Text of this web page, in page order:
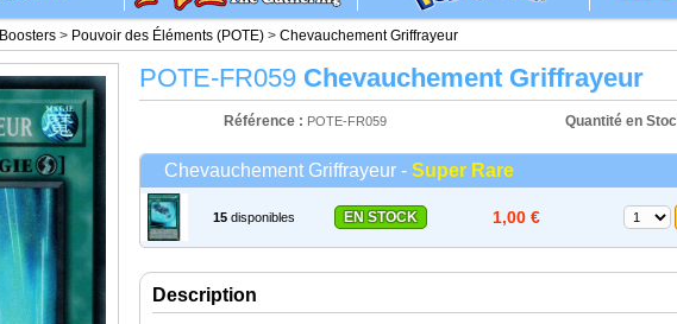
Boosters > Pouvoir des Éléments (POTE) > Chevauchement Griffrayeur
POTE-FR059 Chevauchement Griffrayeur
Référence : POTE-FR059 Quantité en
Chevauchement Griffrayeur - Super Rare
15 disponibles EN STOCK 1,00 €
Description